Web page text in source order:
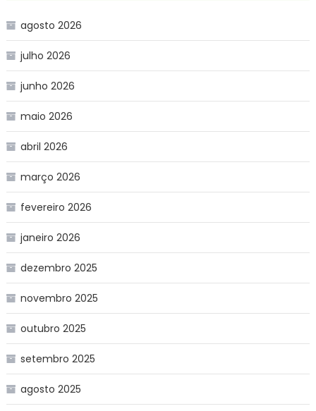
agosto 2026
julho 2026
junho 2026
maio 2026
abril 2026
março 2026
fevereiro 2026
janeiro 2026
dezembro 2025
novembro 2025
outubro 2025
setembro 2025
agosto 2025